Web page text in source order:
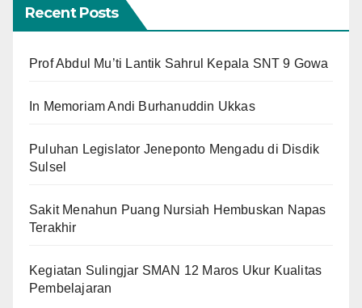
Recent Posts
Prof Abdul Mu’ti Lantik Sahrul Kepala SNT 9 Gowa
In Memoriam Andi Burhanuddin Ukkas
Puluhan Legislator Jeneponto Mengadu di Disdik
Sulsel
Sakit Menahun Puang Nursiah Hembuskan Napas
Terakhir
Kegiatan Sulingjar SMAN 12 Maros Ukur Kualitas
Pembelajaran